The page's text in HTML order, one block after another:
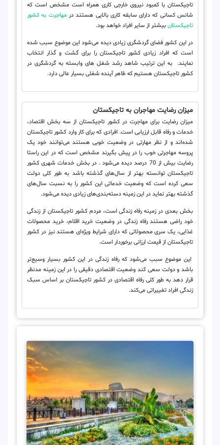
تاجیکستان با کمبود نیروی خارجی کاری همراه است مشخص است که
شانس کسانی که دارای سابقه کاری بالایی هستند درمهاجرت به کشور
تاجیکستانبیشتر از سایر افراد خواهد بود.
در این کشور فضای گردشگری زیادی دیده می‌شود این موضوع سبب شده
است که افراد زیادی کشور تاجیکستان را برای گشت و گذار انتخاب
نمایند. به این ترتیب شاهد رشد شغل های وابسته به گردشگری در
کشور تاجیکستان هستیم که ظاهر آینده شغلی بسیار عالی دارد.
میزان رضایت مهاجران به تاجیکستان
میزان رضایت برای مهاجرت در کشور تاجیکستان از سه بخش اقتصاد،
خدمات و رفاه قابل ارزیابی است. افرادی که برای کار وارد کشور تاجیکستان
شده‌اند و از نظر مهارتی در وضعیت خوبی هستند می‌توانند خود یک
پروسه مهاجرتی خوب را در پیش بگیرند مشخص است که در این راستا
رضایت بیش از 70 درصد دیده می‌شود . در بخش خدمات شهری کشور
تاجیکستان توانسته بهتر از سال‌های گذشته باشد به طور کلی دولت
سعی کرده است که وضعیت خدماتی این کشور را به نسبت سال‌های
گذشته بهتر نماید در این زمینه دسته‌بندی‌های زیادی دیده می‌شود.
بخش بعدی در زمینه رفاه زندگی است، مردم کشور تاجیکستان از زندگی
خود راضی هستند رفاه زندگی در وضعیت خرید اقلام، خرید محصولات
غذایی، یک سری محصولاتی که دارای شرایط ویژه‌ای هستند نیز در کشور
تاجیکستان از قیمت ارزانی برخوردار است.
این موضوع سبب می‌شود که رفاه زندگی در این کشور بسیار وسیع‌تر
باشد و دولت سعی کند وضعیت اقتصادی دقیقی را در این زمینه مدنظر
قرار دهد به طور کلی رفاه اقتصادی در کشور تاجیکستان بر اساس سبک
زندگی افراد تغییراتی می‌کند.